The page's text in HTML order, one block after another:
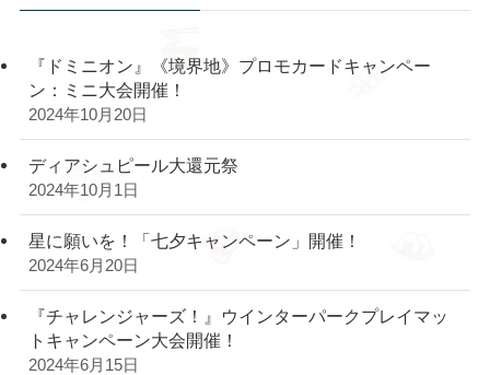
『ドミニオン』《境界地》プロモカードキャンペー
ン：ミニ大会開催！
2024年10月20日
ディアシュピール大還元祭
2024年10月1日
星に願いを！「七夕キャンペーン」開催！
2024年6月20日
『チャレンジャーズ！』ウインターパークプレイマッ
トキャンペーン大会開催！
2024年6月15日